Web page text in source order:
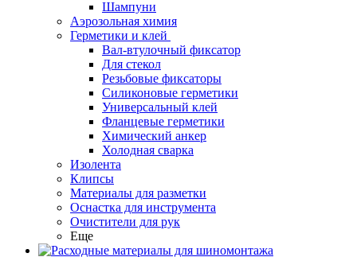
Шампуни
Аэрозольная химия
Герметики и клей
Вал-втулочный фиксатор
Для стекол
Резьбовые фиксаторы
Силиконовые герметики
Универсальный клей
Фланцевые герметики
Химический анкер
Холодная сварка
Изолента
Клипсы
Материалы для разметки
Оснастка для инструмента
Очистители для рук
Еще